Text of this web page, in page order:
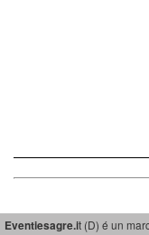
Eventiesagre.it (D) é un